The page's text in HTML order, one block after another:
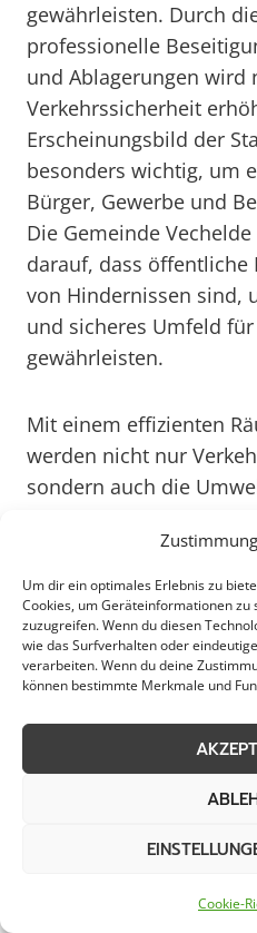
Um dir ein optimales Erlebnis zu
Cookies, um Geräteinformationen
zuzugreifen. Wenn du diesen
wie das Surfverhalten oder
verarbeiten. Wenn du deine
können bestimmte Merkmale und
Cookie-
gewährleisten. Durch
professionelle
und Ablagerungen wird
Verkehrssicherheit
Erscheinungsbild der
besonders wichtig, um
Bürger, Gewerbe und
Die Gemeinde
darauf, dass öffentliche
von Hindernissen sind,
und sicheres Umfeld
gewährleisten.
Mit einem effizienten
werden nicht nur
sondern auch die
die gezielte Reinigung
trägt die Gemeinde
Umweltschutz bei.
Sauberkeit und
Gemeinschaftsgefühl
eine konsequente
Vechelde eine
Schritt in Richtung
nachhaltigeren Zukunft